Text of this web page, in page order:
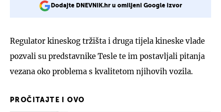
Dodajte DNEVNIK.hr u omiljeni Google izvor
Regulator kineskog tržišta i druga tijela kineske vlade
pozvali su predstavnike Tesle te im postavljali pitanja
vezana oko problema s kvalitetom njihovih vozila.
PROČITAJTE I OVO